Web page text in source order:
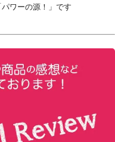
ワーの源！」です